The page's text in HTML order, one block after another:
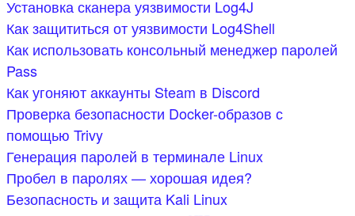
Установка сканера уязвимости Log4J
Как защититься от уязвимости Log4Shell
Как использовать консольный менеджер паролей
Pass
Как угоняют аккаунты Steam в Discord
Проверка безопасности Docker-образов с
помощью Trivy
Генерация паролей в терминале Linux
Пробел в паролях — хорошая идея?
Безопасность и защита Kali Linux